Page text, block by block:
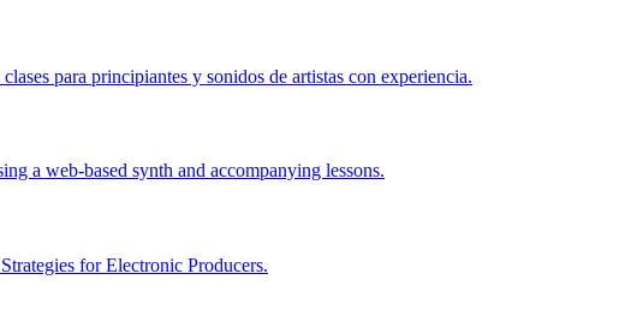
para principiantes y sonidos de artistas con experiencia.
a web-based synth and accompanying lessons.
for Electronic Producers.